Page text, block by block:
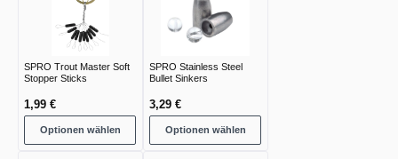
SPRO Trout Master Soft
Stopper Sticks
1,99 €
Optionen wählen
SPRO Stainless Steel
Bullet Sinkers
3,29 €
Optionen wählen